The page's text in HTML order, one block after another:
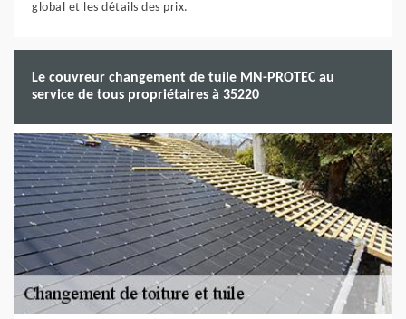
global et les détails des prix.
Le couvreur changement de tuile MN-PROTEC au
service de tous propriétaires à 35220